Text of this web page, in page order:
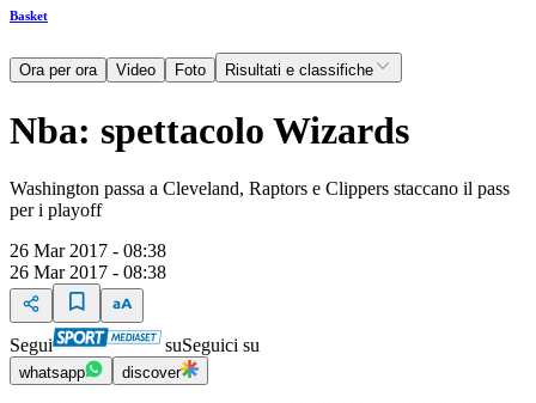
Basket
Ora per ora Video Foto Risultati e classifiche
Nba: spettacolo Wizards
Washington passa a Cleveland, Raptors e Clippers staccano il pass
per i playoff
26 Mar 2017 - 08:38
26 Mar 2017 - 08:38
Segui suSeguici su
whatsapp discover